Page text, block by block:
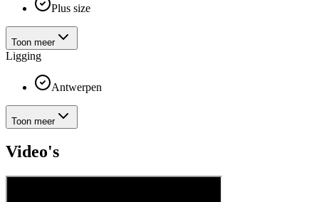
Plus size
Toon meer
Ligging
Antwerpen
Toon meer
Video's